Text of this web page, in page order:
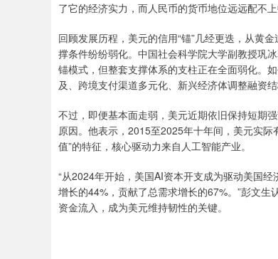
了它的经济实力，而人民币的货币地位远远配不上
回顾发展历程，美元的信用“锚”几经更迭，从黄
撑条件纷纷弱化。中国社会科学院大学副教授巩
锚模式，但整套支撑体系的支柱正在全面弱化。
及、跨境支付渠道多元化、新兴经济体调整融资
不过，即便基本面走弱，美元近期依旧保持短期
原因。他表示，2015至2025年十年间，美元实
值”的特征，核心驱动力来自人工智能产业。
“从2024年开始，美国AI资本开支成为驱动美国
增长的44%，贡献了总需求增长的67%。”彭文
资金流入，成为美元维持韧性的关键。